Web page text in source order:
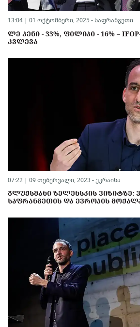
13:04 | 01 ოქტომბერი, 2025 - საფრანგეთი
ᲚᲔ ᲞᲔᲜᲘ - 33%, ᲤᲘᲚᲘᲞᲘ - 16% –
ᲙᲕᲚᲔᲕᲐ
07:22 | 09 თებერვალი, 2023 - უკრაინა
ᲒᲚᲣᲥᲡᲛᲐᲜᲘ ᲖᲔᲚᲔᲜᲡᲙᲘᲡ ᲕᲘᲖᲘᲢᲖᲔ:
ᲡᲐᲤᲠᲐᲜᲒᲔᲗᲘᲡ ᲓᲐ ᲔᲕᲠᲝᲞᲘᲡ